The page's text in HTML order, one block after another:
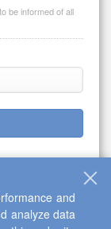
be informed of all
"Interactive Plus"
and
analyze data